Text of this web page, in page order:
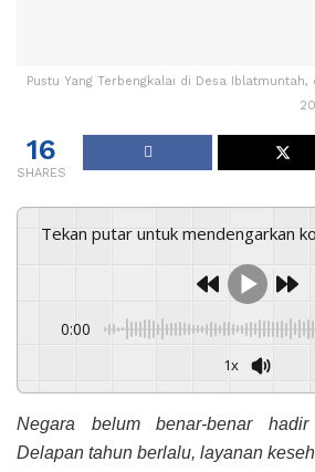
Pustu Yang Terbengkalai di Desa
16
SHARES
Tekan putar untuk mendengarkan
0:00
1x
Negara belum benar-benar
Delapan tahun berlalu, layanan